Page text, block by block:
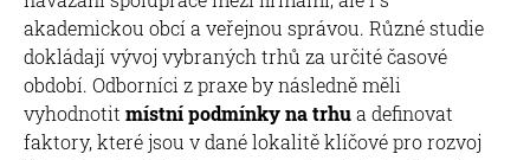
akademickou obcí a veřejnou správou. Různé studie
dokládají vývoj vybraných trhů za určité časové
období. Odborníci z praxe by následně měli
vyhodnotit místní podmínky na trhua definovat
faktory, které jsou v dané lokalitě klíčové pro rozvoj